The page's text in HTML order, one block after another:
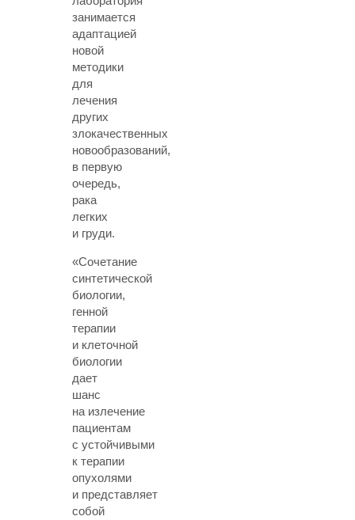
занимается
адаптацией
новой
методики
для
лечения
других
злокачественных
новообразований,
в первую
очередь,
рака
легких
и груди.
«Сочетание
синтетической
биологии,
генной
терапии
и клеточной
биологии
дает
шанс
на излечение
пациентам
с устойчивыми
к терапии
опухолями
и представляет
собой